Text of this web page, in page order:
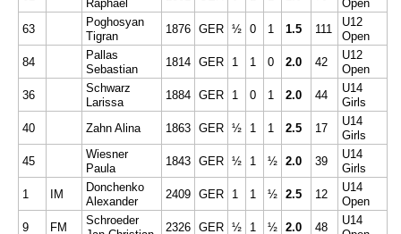
Raphael
Open
63
Poghosyan
Tigran
1876 GER ½ 0 1 1.5 111
U12
Open
84
Pallas
Sebastian
1814 GER 1 1 0 2.0 42
U12
Open
36
Schwarz
Larissa
1884 GER 1 0 1 2.0 44
U14
Girls
40
Zahn Alina 1863 GER ½ 1 1 2.5 17
U14
Girls
45
Wiesner
Paula
1843 GER ½ 1 ½ 2.0 39
U14
Girls
1
IM
Donchenko
Alexander
2409 GER 1 1 ½ 2.5 12
U14
Open
9
FM
Schroeder
2326 GER ½ 1 ½ 2.0 48
U14